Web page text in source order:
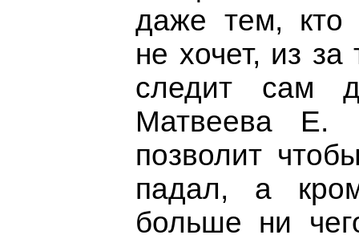
даже тем, кто
не хочет, из за
следит сам
Матвеева Е.
позволит
падал, а
больше ни